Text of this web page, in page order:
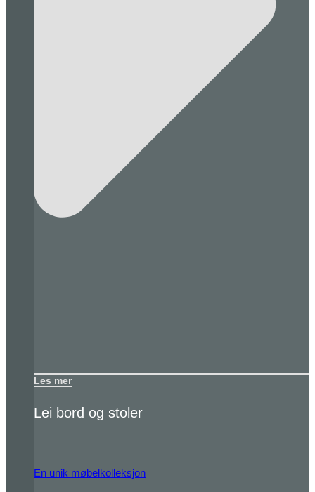
Les mer
Lei bord og stoler
En unik møbelkolleksjon